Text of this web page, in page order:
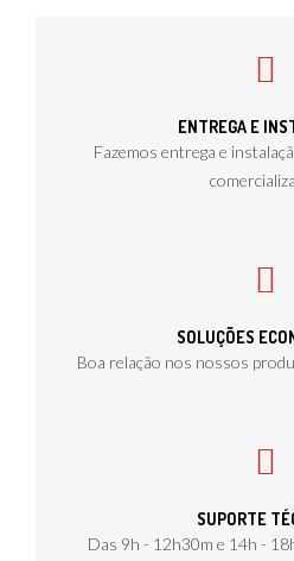
ENTREGA E
Fazemos entrega e
SOLUÇÕES
Boa relação nos nossos
SUPORTE
Das 9h - 12h30m e 14h -